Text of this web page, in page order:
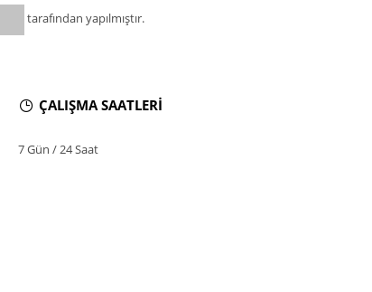
tarafından yapılmıştır.
ÇALIŞMA SAATLERİ
7 Gün / 24 Saat